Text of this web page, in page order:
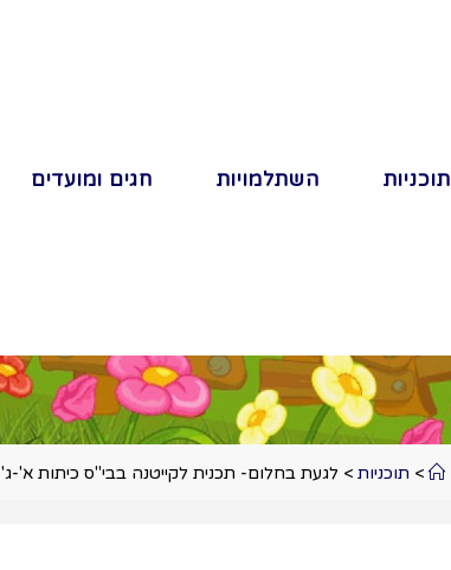
תוכניות השתלמויות חגים ומועדים
> תוכניות> לגעת בחלום- תכנית לקייטנה בבי"ס כיתות א'-ג'